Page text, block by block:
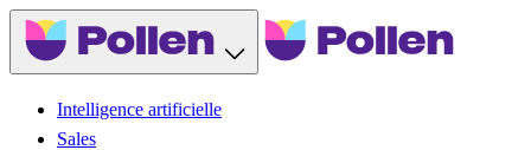
Intelligence artificielle
Sales